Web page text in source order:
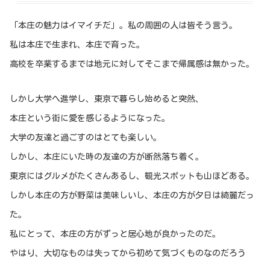
「本庄の魅力はイマイチだ」。私の周囲の人は皆そう言う。
私は本庄で生まれ、本庄で育った。
高校を卒業するまでは地元に対してそこまで帰属感は無かった。
しかし大学へ進学し、東京で暮らし始めると突然、
本庄という街に愛を感じるようになった。
大学の友達と過ごすのはとても楽しい。
しかし、本庄にいた時の友達の方が断然落ち着く。
東京にはグルメがたくさんあるし、観光スポットも山ほどある。
しかし本庄の方が野菜は美味しいし、本庄の方が夕日は綺麗だっ
た。
私にとって、本庄の方がずっと居心地が良かったのだ。
やはり、大切なものは失ってから初めて気づくものなのだろう